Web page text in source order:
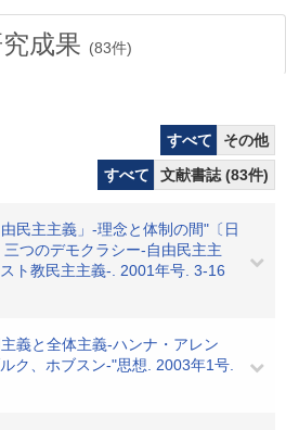
成果 (83件)
すべて
その他
すべて
文献書誌 (83件)
民主主義」-理念と体制の間"〔日
つのデモクラシー-自由民主主
ト教民主主義-. 2001年号. 3-16
義と全体主義-ハンナ・アレン
ク、ホブスン-"思想. 2003年1号.